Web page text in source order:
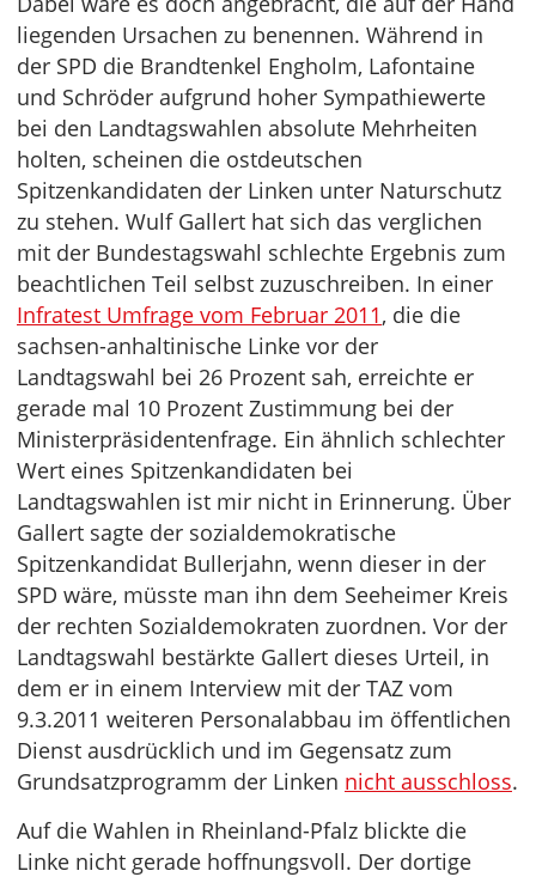
liegenden Ursachen zu benennen. Während in
der SPD die Brandtenkel Engholm, Lafontaine
und Schröder aufgrund hoher Sympathiewerte
bei den Landtagswahlen absolute Mehrheiten
holten, scheinen die ostdeutschen
Spitzenkandidaten der Linken unter Naturschutz
zu stehen. Wulf Gallert hat sich das verglichen
mit der Bundestagswahl schlechte Ergebnis zum
beachtlichen Teil selbst zuzuschreiben. In einer
Infratest Umfrage vom Februar 2011, die die
sachsen-anhaltinische Linke vor der
Landtagswahl bei 26 Prozent sah, erreichte er
gerade mal 10 Prozent Zustimmung bei der
Ministerpräsidentenfrage. Ein ähnlich schlechter
Wert eines Spitzenkandidaten bei
Landtagswahlen ist mir nicht in Erinnerung. Über
Gallert sagte der sozialdemokratische
Spitzenkandidat Bullerjahn, wenn dieser in der
SPD wäre, müsste man ihn dem Seeheimer Kreis
der rechten Sozialdemokraten zuordnen. Vor der
Landtagswahl bestärkte Gallert dieses Urteil, in
dem er in einem Interview mit der TAZ vom
9.3.2011 weiteren Personalabbau im öffentlichen
Dienst ausdrücklich und im Gegensatz zum
Grundsatzprogramm der Linken nicht ausschloss.
Auf die Wahlen in Rheinland-Pfalz blickte die
Linke nicht gerade hoffnungsvoll. Der dortige